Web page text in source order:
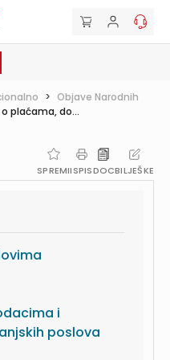
> Objave Narodnih
plaćama, do...
SPREMIISPISDOCBILJEŠKE
i
poslova